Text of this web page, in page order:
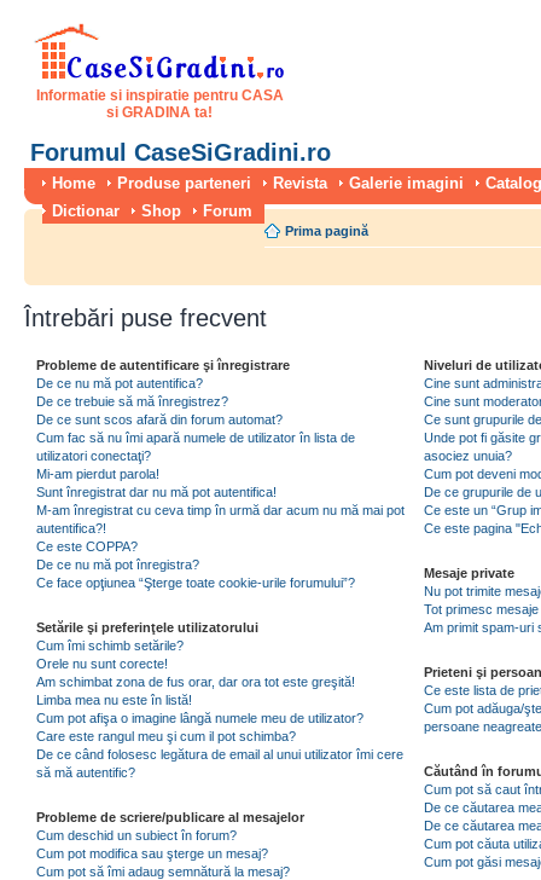
Informatie si inspiratie pentru CASA
si GRADINA ta!
Forumul CaseSiGradini.ro
Home Produse parteneri Revista Galerie imagini
Dictionar
Shop Forum
Prima pagină
Întrebări puse frecvent
Probleme de autentificare şi înregistrare
De ce nu mă pot autentifica?
De ce trebuie să mă înregistrez?
De ce sunt scos afară din forum automat?
Cum fac să nu îmi apară numele de utilizator în lista de
utilizatori conectaţi?
Mi-am pierdut parola!
Sunt înregistrat dar nu mă pot autentifica!
M-am înregistrat cu ceva timp în urmă dar acum nu mă mai pot
autentifica?!
Ce este COPPA?
De ce nu mă pot înregistra?
Ce face opţiunea “Şterge toate cookie-urile forumului”?
Setările şi preferinţele utilizatorului
Cum îmi schimb setările?
Orele nu sunt corecte!
Am schimbat zona de fus orar, dar ora tot este greşită!
Limba mea nu este în listă!
Cum pot afişa o imagine lângă numele meu de utilizator?
Care este rangul meu şi cum il pot schimba?
De ce când folosesc legătura de email al unui utilizator îmi cere
să mă autentific?
Probleme de scriere/publicare al mesajelor
Cum deschid un subiect în forum?
Cum pot modifica sau şterge un mesaj?
Cum pot să îmi adaug semnătură la mesaj?
Niveluri de
Cine sunt
Cine sunt
Ce sunt grupurile
Unde pot fi găsite
asociez unuia?
Cum pot deveni
De ce grupurile de
Ce este un “Grup
Ce este pagina
Mesaje private
Nu pot trimite
Tot primesc
Am primit spam-uri
Prieteni şi
Ce este lista de
Cum pot adăuga/
persoane
Căutând în
Cum pot să caut
De ce căutarea
De ce căutarea
Cum pot căuta
Cum pot găsi